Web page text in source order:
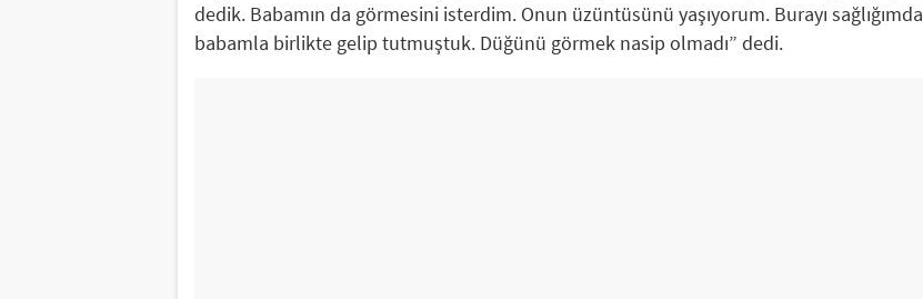
dedik. Babamın da görmesini isterdim. Onun üzüntüsünü yaşıyorum. Burayı sağlığımda
babamla birlikte gelip tutmuştuk. Düğünü görmek nasip olmadı” dedi.